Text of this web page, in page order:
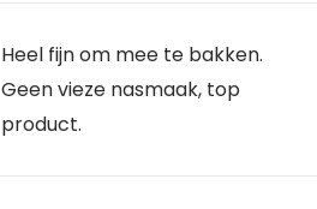
Heel fijn om mee te bakken.
Geen vieze nasmaak, top
product.